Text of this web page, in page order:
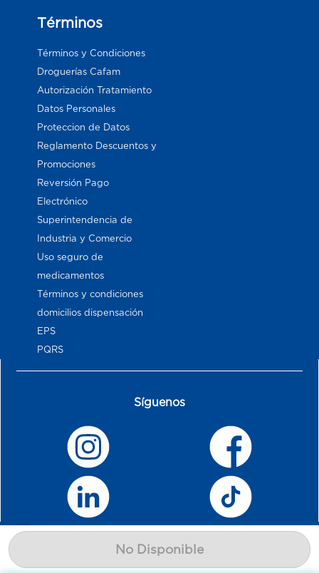
No Disponible
Términos
Términos y Condiciones
Droguerías Cafam
Autorización Tratamiento
Datos Personales
Proteccion de Datos
Reglamento Descuentos y
Promociones
Reversión Pago
Electrónico
Superintendencia de
Industria y Comercio
Uso seguro de
medicamentos
Términos y condiciones
domicilios dispensación
EPS
PQRS
Síguenos